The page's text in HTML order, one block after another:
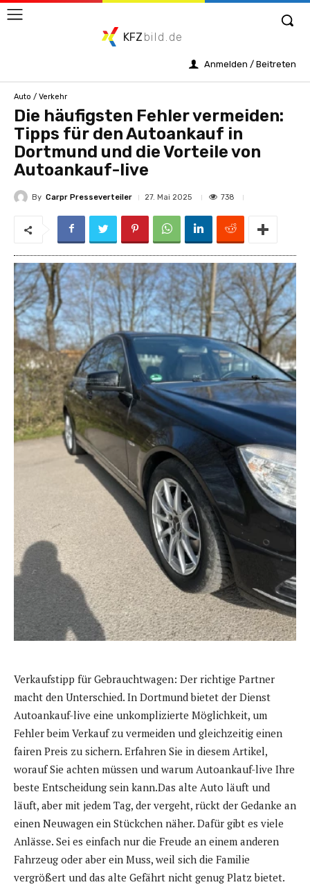
KFZ bild.de
Anmelden / Beitreten
Auto / Verkehr
Die häufigsten Fehler vermeiden:
Tipps für den Autoankauf in
Dortmund und die Vorteile von
Autoankauf-live
By Carpr Presseverteiler 27. Mai 2025 738
Verkaufstipp für Gebrauchtwagen: Der richtige Partner
macht den Unterschied. In Dortmund bietet der Dienst
Autoankauf-live eine unkomplizierte Möglichkeit, um
Fehler beim Verkauf zu vermeiden und gleichzeitig einen
fairen Preis zu sichern. Erfahren Sie in diesem Artikel,
worauf Sie achten müssen und warum Autoankauf-live Ihre
beste Entscheidung sein kann.Das alte Auto läuft und
läuft, aber mit jedem Tag, der vergeht, rückt der Gedanke an
einen Neuwagen ein Stückchen näher. Dafür gibt es viele
Anlässe. Sei es einfach nur die Freude an einem anderen
Fahrzeug oder aber ein Muss, weil sich die Familie
vergrößert und das alte Gefährt nicht genug Platz bietet.